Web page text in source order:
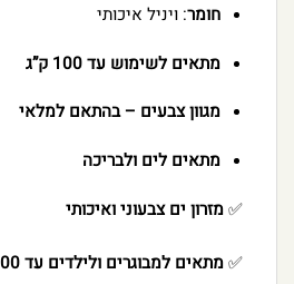
חומר: ויניל איכותי
מתאים לשימוש עד 100 ק”ג
מגוון צבעים – בהתאם למלאי
מתאים לים ולבריכה
✅מזרון ים צבעוני ואיכותי
✅מתאים למבוגרים ולילדים עד 100 ק”ג